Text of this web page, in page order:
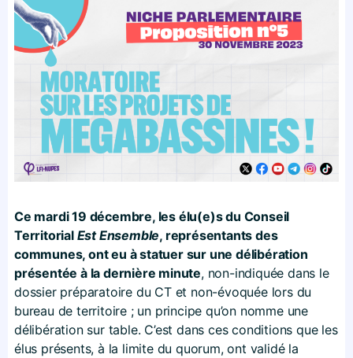
Ce mardi 19 décembre, les élu(e)s du Conseil
Territorial Est Ensemble, représentants des
communes, ont eu à statuer sur une délibération
présentée à la dernière minute, non-indiquée dans le
dossier préparatoire du CT et non-évoquée lors du
bureau de territoire ; un principe qu’on nomme une
délibération sur table. C’est dans ces conditions que les
élus présents, à la limite du quorum, ont validé la